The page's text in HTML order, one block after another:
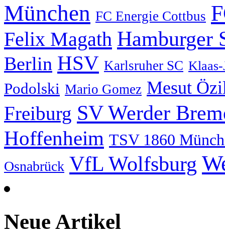
München FC Energie Cottbus
Felix Magath Hamburger
Berlin HSV Karlsruher SC
Podolski Mario Gomez Mesut
Freiburg SV Werder
Hoffenheim TSV 1860
Osnabrück VfL Wolfsburg
Neue Artikel